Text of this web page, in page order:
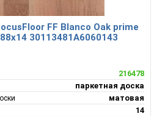
FF Blanco Oak prime
30113481А6060143
216478
паркетная доска
матовая
14